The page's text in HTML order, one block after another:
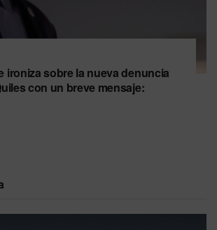
ironiza sobre la nueva denuncia
con un breve mensaje: